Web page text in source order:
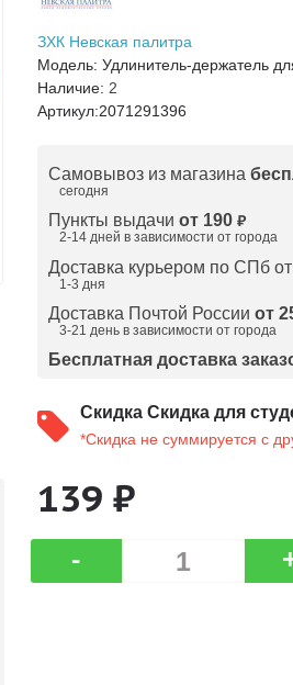
ЗХК Невская палитра
Модель: Удлинитель-держатель
Наличие: 2
Артикул:2071291396
Самовывоз из магазина
сегодня
Пункты выдачи от 190 ₽
2-14 дней в зависимости от города
Доставка курьером по СПб от
1-3 дня
Доставка Почтой России от
3-21 день в зависимости от города
Бесплатная доставка
Скидка Скидка для
*Скидка не суммируется с
139 ₽
-